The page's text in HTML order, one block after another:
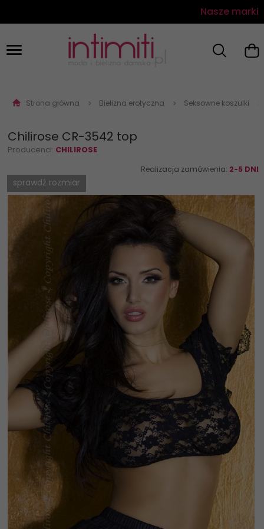
Nasze marki
Strona główna Bielizna erotyczna Seksowne koszulki
Chilirose CR-3542 top
Producenci: CHILIROSE
Realizacja zamówienia: 2-5 DNI
sprawdź rozmiar